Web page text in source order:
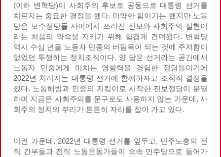
(이하 변혁당)이 사회주의 후보로 공동으로 대통령 선거를
치르자는 중요한 결정을 했다. 미약한 힘이기는 했지만 노동
당은 보수정당들 사이에서 쓰러진 진보와 사회주의 실현이
라는 처음의 약속을 지키기 위해 힘겹게 견뎌왔다. 변혁당
역시 수십 년을 노동자 민중의 버팀목이 되는 것에 주저함이
없었던 투쟁하는 정치조직이다. 양 당은 선거라는 공간에서
노동자 민중에게 미치는 영향력을 경험한 정당들이기에
2022년 치러지는 대통령 선거에 함께하자고 조직적 결정을
했다. 노동해방과 민중의 지킴이로 시작한 진보정당이 분열
하며 지금은 사회주의를 문구로도 사용하지 않는 가운데, 사
회주의 정치의 뿌리가 튼튼히 자리를 잡아 가고 있다.
이런 가운데, 2022년 대통령 선거를 앞두고, 민주노총의 전
직 간부들과 전직 노동운동가들이 속속 민주당으로 들어가